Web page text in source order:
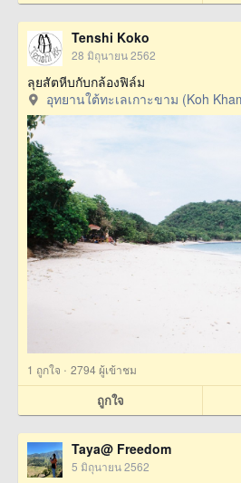
Tenshi Koko
28 มิถุนายน 2562
ลุยสัตหีบกับกล้องฟิล์ม
อุทยานใต้ทะเลเกาะขาม (Koh
1 ถูกใจ · 2794 ผู้เข้าชม
ถูกใจ
Taya@ Freedom
5 มิถุนายน 2562